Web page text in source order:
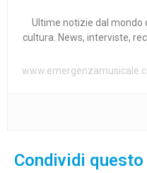
Ultime notizie dal mondo
cultura. News, interviste,
Condividi